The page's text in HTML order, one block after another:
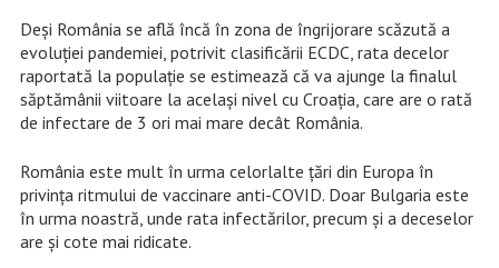
Deși România se află încă în zona de îngrijorare scăzută a
evoluției pandemiei, potrivit clasificării ECDC, rata decelor
raportată la populație se estimează că va ajunge la finalul
săptămânii viitoare la același nivel cu Croația, care are o rată
de infectare de 3 ori mai mare decât România.
România este mult în urma celorlalte țări din Europa în
privința ritmului de vaccinare anti-COVID. Doar Bulgaria este
în urma noastră, unde rata infectărilor, precum și a deceselor
are și cote mai ridicate.